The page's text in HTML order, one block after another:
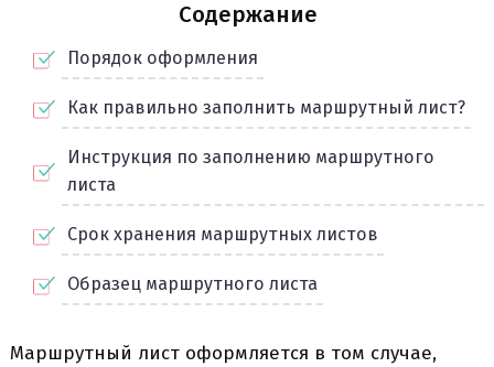
Содержание
Порядок оформления
Как правильно заполнить маршрутный лист?
Инструкция по заполнению маршрутного
листа
Срок хранения маршрутных листов
Образец маршрутного листа
Маршрутный лист оформляется в том случае,